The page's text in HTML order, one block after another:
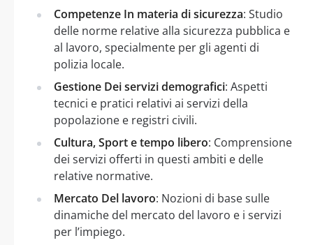
Competenze In materia di sicurezza: Studio
delle norme relative alla sicurezza pubblica e
al lavoro, specialmente per gli agenti di
polizia locale.
Gestione Dei servizi demografici: Aspetti
tecnici e pratici relativi ai servizi della
popolazione e registri civili.
Cultura, Sport e tempo libero: Comprensione
dei servizi offerti in questi ambiti e delle
relative normative.
Mercato Del lavoro: Nozioni di base sulle
dinamiche del mercato del lavoro e i servizi
per l’impiego.